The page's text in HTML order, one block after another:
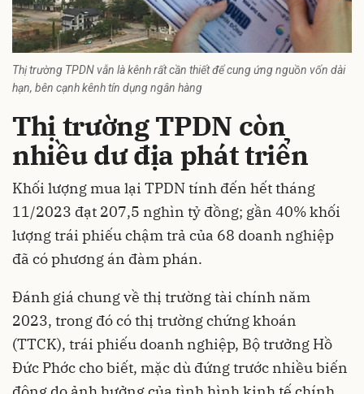
Thị trường TPDN vẫn là kênh rất cần thiết để cung ứng nguồn vốn dài
hạn, bên cạnh kênh tín dụng ngân hàng
Thị trường TPDN còn
nhiều dư địa phát triển
Khối lượng mua lại TPDN tính đến hết tháng
11/2023 đạt 207,5 nghìn tỷ đồng; gần 40% khối
lượng trái phiếu chậm trả của 68 doanh nghiệp
đã có phương án đàm phán.
Đánh giá chung về thị trường tài chính năm
2023, trong đó có thị trường chứng khoán
(TTCK), trái phiếu doanh nghiệp, Bộ trưởng Hồ
Đức Phớc cho biết, mặc dù đứng trước nhiều biến